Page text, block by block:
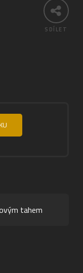
SDÍLET
tahem